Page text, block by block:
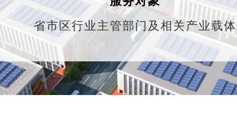
省市区行业主管部门及相关产业载体